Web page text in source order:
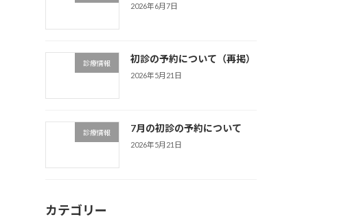
2026年6月7日
診療情報 初診の予約について（再掲）
2026年5月21日
診療情報 7月の初診の予約について
2026年5月21日
カテゴリー